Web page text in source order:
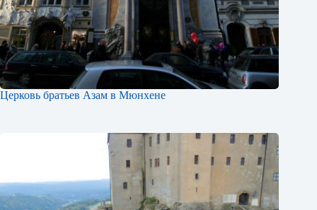
Церковь братьев Азам в Мюнхене